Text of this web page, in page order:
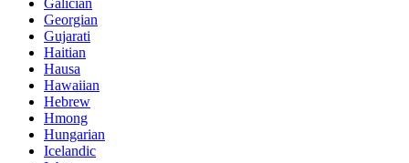
Galician
Georgian
Gujarati
Haitian
Hausa
Hawaiian
Hebrew
Hmong
Hungarian
Icelandic